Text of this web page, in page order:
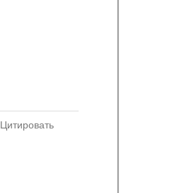
Цитировать